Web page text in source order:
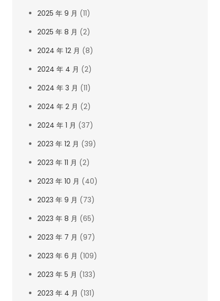
2025 年 9 月 (11)
2025 年 8 月 (2)
2024 年 12 月 (8)
2024 年 4 月 (2)
2024 年 3 月 (11)
2024 年 2 月 (2)
2024 年 1 月 (37)
2023 年 12 月 (39)
2023 年 11 月 (2)
2023 年 10 月 (40)
2023 年 9 月 (73)
2023 年 8 月 (65)
2023 年 7 月 (97)
2023 年 6 月 (109)
2023 年 5 月 (133)
2023 年 4 月 (131)